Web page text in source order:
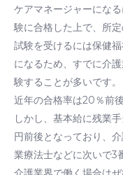
ケアマネージャーにな
験に合格した上で、所
試験を受けるには保健
になるため、すでに介
験することが多いです。
近年の合格率は20％前
しかし、基本給に残業
円前後となっており、
業療法士などに次いで3